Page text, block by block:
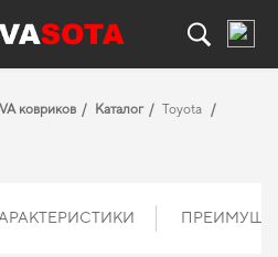
ковриков Каталог
Toyota